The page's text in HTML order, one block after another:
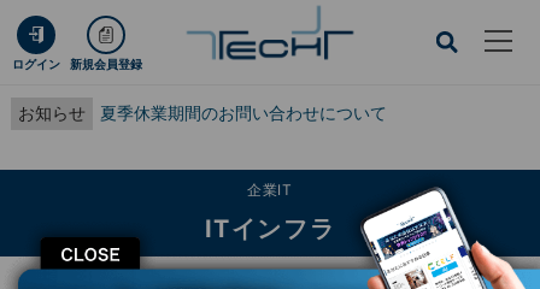
ログイン 新規会員登録
お知らせ 夏季休業期間のお問い合わせについて
CLOSE
企業IT
ITインフラ